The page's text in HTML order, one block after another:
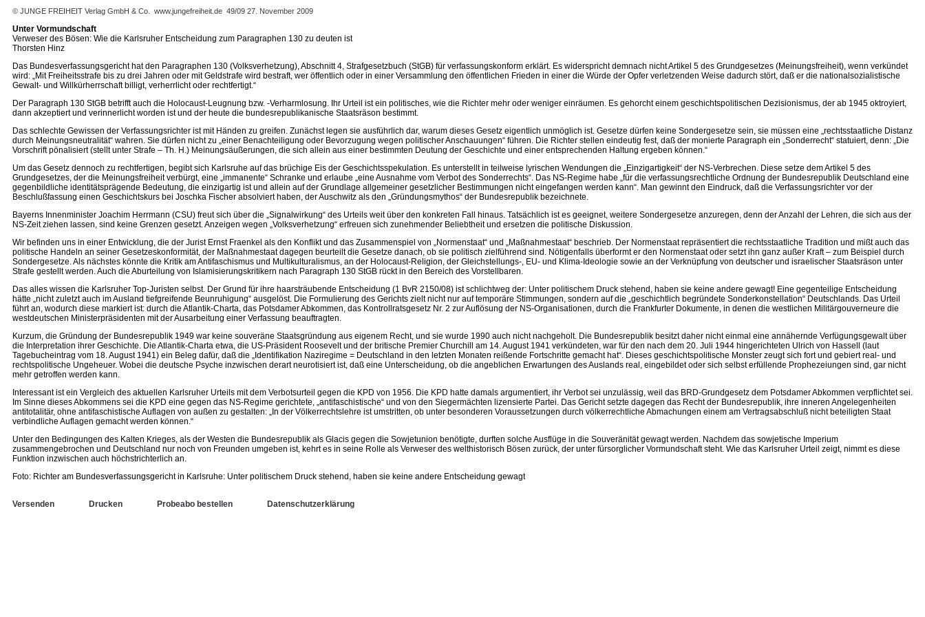
© JUNGE FREIHEIT Verlag GmbH & Co. www.jungefreiheit.de 49/09 27. November 2009
Unter Vormundschaft
Verweser des Bösen: Wie die Karlsruher Entscheidung zum Paragraphen 130 zu deuten ist
Thorsten Hinz
Das Bundesverfassungsgericht hat den Paragraphen 130 (Volksverhetzung), Abschnitt 4, Strafgesetzbuch (StGB) für verfassungskonform erklärt. Es widerspricht demnach nicht Artikel 5 des Grundgesetzes (Meinungsfreiheit), wenn verkündet
wird: „Mit Freiheitsstrafe bis zu drei Jahren oder mit Geldstrafe wird bestraft, wer öffentlich oder in einer Versammlung den öffentlichen Frieden in einer die Würde der Opfer verletzenden Weise dadurch stört, daß er die nationalsozialistische
Gewalt- und Willkürherrschaft billigt, verherrlicht oder rechtfertigt.“
Der Paragraph 130 StGB betrifft auch die Holocaust-Leugnung bzw. -Verharmlosung. Ihr Urteil ist ein politisches, wie die Richter mehr oder weniger einräumen. Es gehorcht einem geschichtspolitischen Dezisionismus, der ab 1945 oktroyiert,
dann akzeptiert und verinnerlicht worden ist und der heute die bundesrepublikanische Staatsräson bestimmt.
Das schlechte Gewissen der Verfassungsrichter ist mit Händen zu greifen. Zunächst legen sie ausführlich dar, warum dieses Gesetz eigentlich unmöglich ist. Gesetze dürfen keine Sondergesetze sein, sie müssen eine „rechtsstaatliche Distanz
durch Meinungsneutralität“ wahren. Sie dürfen nicht zu „einer Benachteiligung oder Bevorzugung wegen politischer Anschauungen“ führen. Die Richter stellen eindeutig fest, daß der monierte Paragraph ein „Sonderrecht“ statuiert, denn: „Die
Vorschrift pönalisiert (stellt unter Strafe – Th. H.) Meinungsäußerungen, die sich allein aus einer bestimmten Deutung der Geschichte und einer entsprechenden Haltung ergeben können.“
Um das Gesetz dennoch zu rechtfertigen, begibt sich Karlsruhe auf das brüchige Eis der Geschichtsspekulation. Es unterstellt in teilweise lyrischen Wendungen die „Einzigartigkeit“ der NS-Verbrechen. Diese setze dem Artikel 5 des
Grundgesetzes, der die Meinungsfreiheit verbürgt, eine „immanente“ Schranke und erlaube „eine Ausnahme vom Verbot des Sonderrechts“. Das NS-Regime habe „für die verfassungsrechtliche Ordnung der Bundesrepublik Deutschland eine
gegenbildliche identitätsprägende Bedeutung, die einzigartig ist und allein auf der Grundlage allgemeiner gesetzlicher Bestimmungen nicht eingefangen werden kann“. Man gewinnt den Eindruck, daß die Verfassungsrichter vor der
Beschlußfassung einen Geschichtskurs bei Joschka Fischer absolviert haben, der Auschwitz als den „Gründungsmythos“ der Bundesrepublik bezeichnete.
Bayerns Innenminister Joachim Herrmann (CSU) freut sich über die „Signalwirkung“ des Urteils weit über den konkreten Fall hinaus. Tatsächlich ist es geeignet, weitere Sondergesetze anzuregen, denn der Anzahl der Lehren, die sich aus der
NS-Zeit ziehen lassen, sind keine Grenzen gesetzt. Anzeigen wegen „Volksverhetzung“ erfreuen sich zunehmender Beliebtheit und ersetzen die politische Diskussion.
Wir befinden uns in einer Entwicklung, die der Jurist Ernst Fraenkel als den Konflikt und das Zusammenspiel von „Normenstaat“ und „Maßnahmestaat“ beschrieb. Der Normenstaat repräsentiert die rechtsstaatliche Tradition und mißt auch das
politische Handeln an seiner Gesetzeskonformität, der Maßnahmestaat dagegen beurteilt die Gesetze danach, ob sie politisch zielführend sind. Nötigenfalls überformt er den Normenstaat oder setzt ihn ganz außer Kraft – zum Beispiel durch
Sondergesetze. Als nächstes könnte die Kritik am Antifaschismus und Multikulturalismus, an der Holocaust-Religion, der Gleichstellungs-, EU- und Klima-Ideologie sowie an der Verknüpfung von deutscher und israelischer Staatsräson unter
Strafe gestellt werden. Auch die Aburteilung von Islamisierungskritikern nach Paragraph 130 StGB rückt in den Bereich des Vorstellbaren.
Das alles wissen die Karlsruher Top-Juristen selbst. Der Grund für ihre haarsträubende Entscheidung (1 BvR 2150/08) ist schlichtweg der: Unter politischem Druck stehend, haben sie keine andere gewagt! Eine gegenteilige Entscheidung
hätte „nicht zuletzt auch im Ausland tiefgreifende Beunruhigung“ ausgelöst. Die Formulierung des Gerichts zielt nicht nur auf temporäre Stimmungen, sondern auf die „geschichtlich begründete Sonderkonstellation“ Deutschlands. Das Urteil
führt an, wodurch diese markiert ist: durch die Atlantik-Charta, das Potsdamer Abkommen, das Kontrollratsgesetz Nr. 2 zur Auflösung der NS-Organisationen, durch die Frankfurter Dokumente, in denen die westlichen Militärgouverneure die
westdeutschen Ministerpräsidenten mit der Ausarbeitung einer Verfassung beauftragten.
Kurzum, die Gründung der Bundesrepublik 1949 war keine souveräne Staatsgründung aus eigenem Recht, und sie wurde 1990 auch nicht nachgeholt. Die Bundesrepublik besitzt daher nicht einmal eine annähernde Verfügungsgewalt über
die Interpretation ihrer Geschichte. Die Atlantik-Charta etwa, die US-Präsident Roosevelt und der britische Premier Churchill am 14. August 1941 verkündeten, war für den nach dem 20. Juli 1944 hingerichteten Ulrich von Hassell (laut
Tagebucheintrag vom 18. August 1941) ein Beleg dafür, daß die „Identifikation Naziregime = Deutschland in den letzten Monaten reißende Fortschritte gemacht hat“. Dieses geschichtspolitische Monster zeugt sich fort und gebiert real- und
rechtspolitische Ungeheuer. Wobei die deutsche Psyche inzwischen derart neurotisiert ist, daß eine Unterscheidung, ob die angeblichen Erwartungen des Auslands real, eingebildet oder sich selbst erfüllende Prophezeiungen sind, gar nicht
mehr getroffen werden kann.
Interessant ist ein Vergleich des aktuellen Karlsruher Urteils mit dem Verbotsurteil gegen die KPD von 1956. Die KPD hatte damals argumentiert, ihr Verbot sei unzulässig, weil das BRD-Grundgesetz dem Potsdamer Abkommen verpflichtet sei.
Im Sinne dieses Abkommens sei die KPD eine gegen das NS-Regime gerichtete, „antifaschistische“ und von den Siegermächten lizensierte Partei. Das Gericht setzte dagegen das Recht der Bundesrepublik, ihre inneren Angelegenheiten
antitotalitär, ohne antifaschistische Auflagen von außen zu gestalten: „In der Völkerrechtslehre ist umstritten, ob unter besonderen Voraussetzungen durch völkerrechtliche Abmachungen einem am Vertragsabschluß nicht beteiligten Staat
verbindliche Auflagen gemacht werden können.“
Unter den Bedingungen des Kalten Krieges, als der Westen die Bundesrepublik als Glacis gegen die Sowjetunion benötigte, durften solche Ausflüge in die Souveränität gewagt werden. Nachdem das sowjetische Imperium
zusammengebrochen und Deutschland nur noch von Freunden umgeben ist, kehrt es in seine Rolle als Verweser des welthistorisch Bösen zurück, der unter fürsorglicher Vormundschaft steht. Wie das Karlsruher Urteil zeigt, nimmt es diese
Funktion inzwischen auch höchstrichterlich an.
Foto: Richter am Bundesverfassungsgericht in Karlsruhe: Unter politischem Druck stehend, haben sie keine andere Entscheidung gewagt
Versenden Drucken Probeabo bestellen Datenschutzerklärung